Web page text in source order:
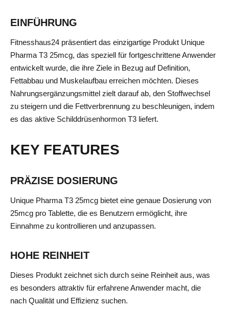
EINFÜHRUNG
Fitnesshaus24 präsentiert das einzigartige Produkt Unique
Pharma T3 25mcg, das speziell für fortgeschrittene Anwender
entwickelt wurde, die ihre Ziele in Bezug auf Definition,
Fettabbau und Muskelaufbau erreichen möchten. Dieses
Nahrungsergänzungsmittel zielt darauf ab, den Stoffwechsel
zu steigern und die Fettverbrennung zu beschleunigen, indem
es das aktive Schilddrüsenhormon T3 liefert.
KEY FEATURES
PRÄZISE DOSIERUNG
Unique Pharma T3 25mcg bietet eine genaue Dosierung von
25mcg pro Tablette, die es Benutzern ermöglicht, ihre
Einnahme zu kontrollieren und anzupassen.
HOHE REINHEIT
Dieses Produkt zeichnet sich durch seine Reinheit aus, was
es besonders attraktiv für erfahrene Anwender macht, die
nach Qualität und Effizienz suchen.